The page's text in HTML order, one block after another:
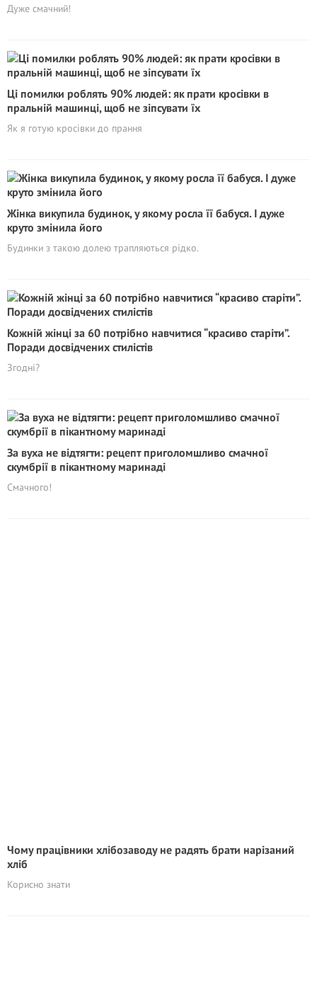
Дуже смачний!
Ці помилки роблять 90% людей: як прати кросівки в
пральній машинці, щоб не зіпсувати їх
Як я готую кросівки до прання
Жінка викупила будинок, у якому росла її бабуся. І дуже
круто змінила його
Будинки з такою долею трапляються рідко.
Кожній жінці за 60 потрібно навчитися “красиво старіти”.
Поради досвідчених стилістів
Згодні?
За вуха не відтягти: рецепт приголомшливо смачної
скумбрії в пікантному маринаді
Смачного!
Чому працівники хлібозаводу не радять брати нарізаний
хліб
Корисно знати